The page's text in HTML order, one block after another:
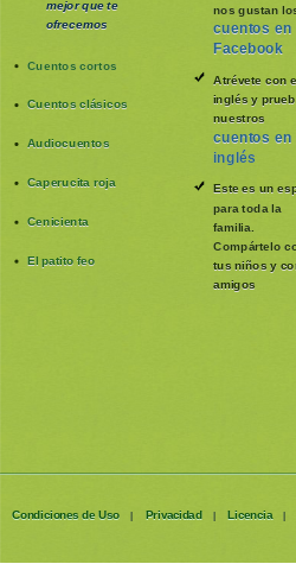
mejor que te
ofrecemos
Cuentos cortos
Cuentos clásicos
Audiocuentos
Caperucita roja
Cenicienta
El patito feo
nos gustan
cuentos en
Facebook
Atrévete con
inglés y
nuestros
cuentos en
inglés
Este es un
para toda la
familia
Compártelo
tus niños y
amigos
Condiciones de Uso | Privacidad | Licencia |